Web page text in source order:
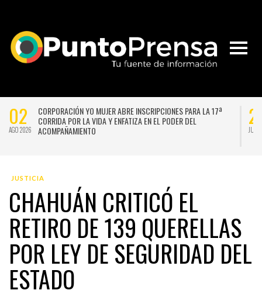
02
AGO 2026
CORPORACIÓN YO MUJER ABRE INSCRIPCIONES PARA LA 17ª
CORRIDA POR LA VIDA Y ENFATIZA EN EL PODER DEL
ACOMPAÑAMIENTO
JUL
JUSTICIA
CHAHUÁN CRITICÓ EL
RETIRO DE 139 QUERELLAS
POR LEY DE SEGURIDAD DEL
ESTADO